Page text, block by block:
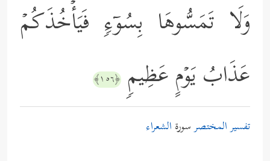
وَلَا تَمَسُّوهَا بِسُوۤءࣲ فَیَأۡخُذَكُمۡ
عَذَابُ یَوۡمٍ عَظِیمࣲ ﴿١٥٦﴾
تفسير المختصرسورة الشعراء